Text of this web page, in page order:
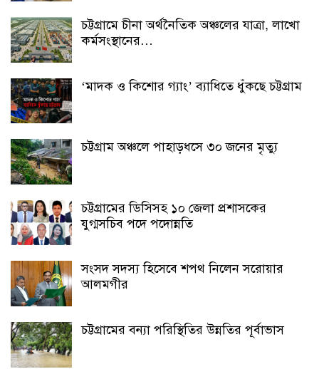
চট্টগ্রামে চীনা অর্থনৈতিক অঞ্চলের যাত্রা, লাখো
কর্মসংস্থানের…
‘মাদক ও কিশোর গ্যাং’ ব্যাধিতে ধুঁকছে চট্টগ্রাম
চট্টগ্রাম অঞ্চলে পাহাড়ধসে ৩০ জনের মৃত্যু
চট্টগ্রামের ডিসিসহ ১০ জেলা প্রশাসকের
যুগ্মসচিব পদে পদোন্নতি
সংসদ সদস্য হিসেবে শপথ নিলেন সরোয়ার
আলমগীর
চট্টগ্রামের বন্যা পরিস্থিতির উন্নতির পূর্বাভাস